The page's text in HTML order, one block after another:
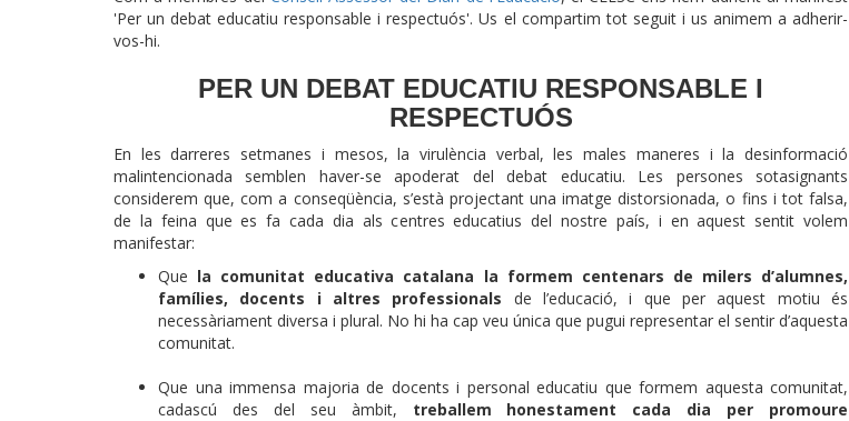
'Per un debat educatiu responsable i respectuós'. Us el compartim tot seguit i us animem a adherir-
vos-hi.
PER UN DEBAT EDUCATIU RESPONSABLE I
RESPECTUÓS
En les darreres setmanes i mesos, la virulència verbal, les males maneres i la desinformació
malintencionada semblen haver-se apoderat del debat educatiu. Les persones sotasignants
considerem que, com a conseqüència, s’està projectant una imatge distorsionada, o fins i tot falsa,
de la feina que es fa cada dia als centres educatius del nostre país, i en aquest sentit volem
manifestar:
Que la comunitat educativa catalana la formem centenars de milers d’alumnes,
famílies, docents i altres professionals de l’educació, i que per aquest motiu és
necessàriament diversa i plural. No hi ha cap veu única que pugui representar el sentir d’aquesta
comunitat.
Que una immensa majoria de docents i personal educatiu que formem aquesta comunitat,
cadascú des del seu àmbit, treballem honestament cada dia per
promoure